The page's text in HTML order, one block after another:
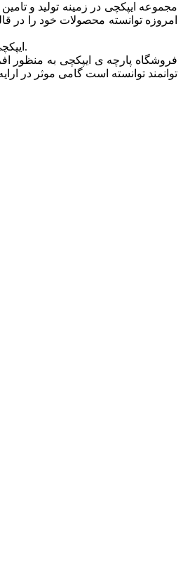
مجموعه ایپکچی در زمینه تولید و
امروزه توانسته محصولات خود را در
ایپکچی یکی از بزرگترین مراکز فروش انواع پارچه ی مبل، روتختی، پرده ای و … در تهران است که ارائه دهنده ی انواع پارچه ها در طرح ها و رنگ های متنوع و مدرن می باشد.
فروشگاه پارچه ی ایپکچی به منظور
توانمند توانسته است گامی موثر در